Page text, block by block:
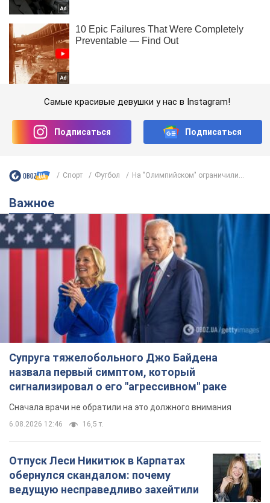
Самые красивые девушки у нас в Instagram!
Подписаться Подписаться
Спорт Футбол На "Олимпийском" ограничили...
Важное
Супруга тяжелобольного Джо Байдена
назвала первый симптом, который
сигнализировал о его "агрессивном" раке
Сначала врачи не обратили на это должного внимания
6.08.2026 12:46 16,5 т.
Отпуск Леси Никитюк в Карпатах
обернулся скандалом: почему
ведущую несправедливо захейтили